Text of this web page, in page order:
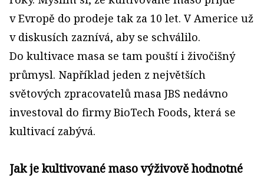
v Evropě do prodeje tak za 10 let. V Americe už
v diskusích zaznívá, aby se schválilo.
Do kultivace masa se tam pouští i živočišný
průmysl. Například jeden z největších
světových zpracovatelů masa JBS nedávno
investoval do firmy BioTech Foods, která se
kultivací zabývá.
Jak je kultivované maso výživově hodnotné